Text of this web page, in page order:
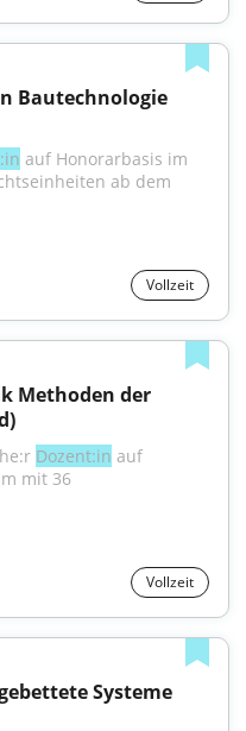
Bautechnologie
auf Honorarbasis im
ab dem
Vollzeit
Methoden der
Dozent:in auf
mit 36
Vollzeit
Systeme